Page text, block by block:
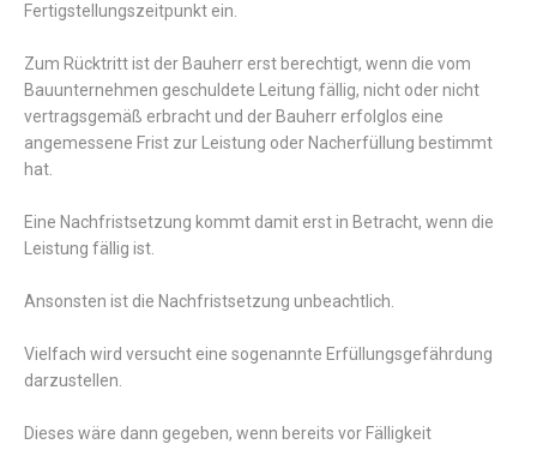
Fertigstellungszeitpunkt ein.
Zum Rücktritt ist der Bauherr erst berechtigt, wenn die vom
Bauunternehmen geschuldete Leitung fällig, nicht oder nicht
vertragsgemäß erbracht und der Bauherr erfolglos eine
angemessene Frist zur Leistung oder Nacherfüllung bestimmt
hat.
Eine Nachfristsetzung kommt damit erst in Betracht, wenn die
Leistung fällig ist.
Ansonsten ist die Nachfristsetzung unbeachtlich.
Vielfach wird versucht eine sogenannte Erfüllungsgefährdung
darzustellen.
Dieses wäre dann gegeben, wenn bereits vor Fälligkeit